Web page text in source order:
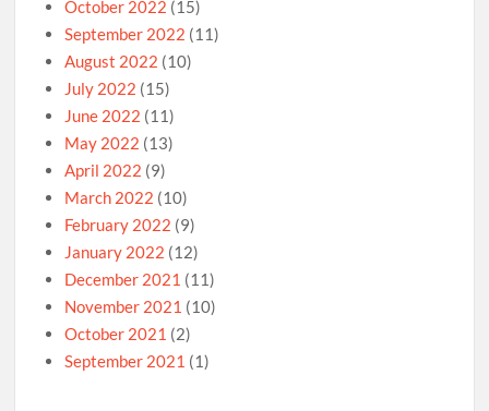
October 2022 (15)
September 2022 (11)
August 2022 (10)
July 2022 (15)
June 2022 (11)
May 2022 (13)
April 2022 (9)
March 2022 (10)
February 2022 (9)
January 2022 (12)
December 2021 (11)
November 2021 (10)
October 2021 (2)
September 2021 (1)